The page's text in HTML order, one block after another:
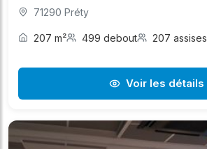
71290 Préty
207 m² 499 debout 207 assises
Voir les détails